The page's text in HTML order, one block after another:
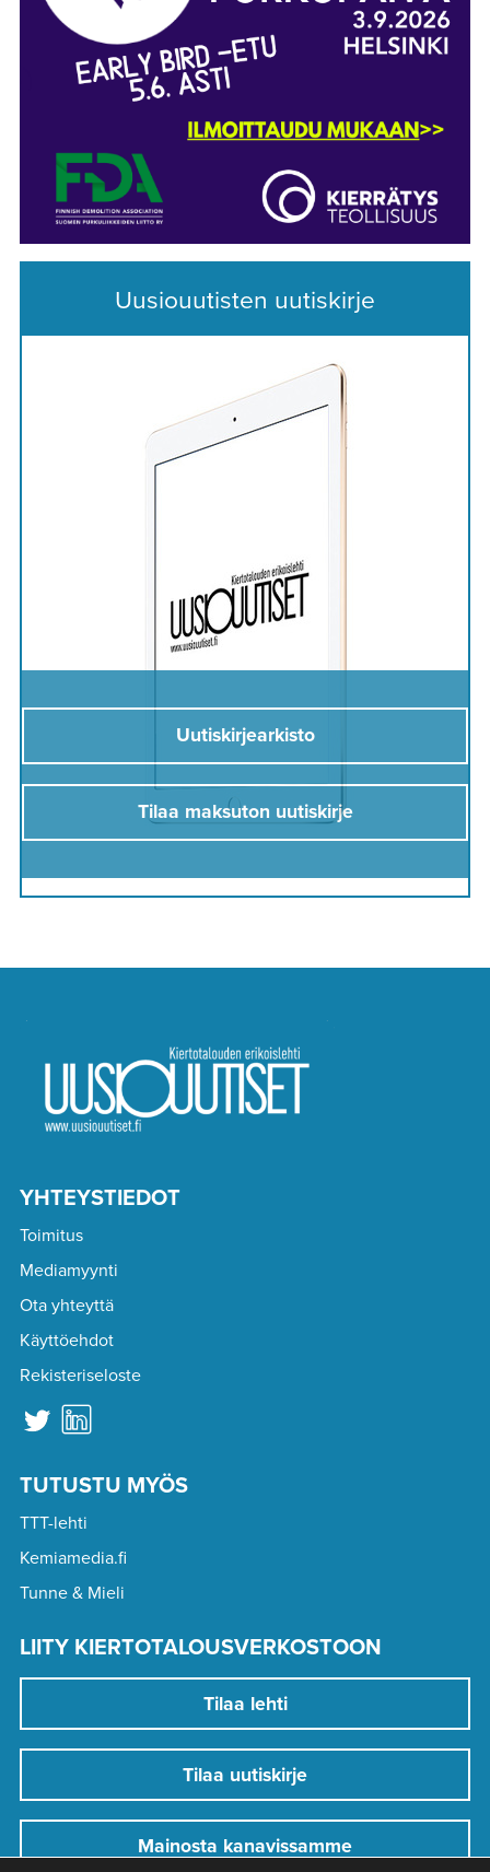
Uusiouutisten uutiskirje
Uutiskirjearkisto
Tilaa maksuton uutiskirje
YHTEYSTIEDOT
Toimitus
Mediamyynti
Ota yhteyttä
Käyttöehdot
Rekisteriseloste
TUTUSTU MYÖS
TTT-lehti
Kemiamedia.fi
Tunne & Mieli
LIITY KIERTOTALOUSVERKOSTOON
Tilaa lehti
Tilaa uutiskirje
Mainosta kanavissamme